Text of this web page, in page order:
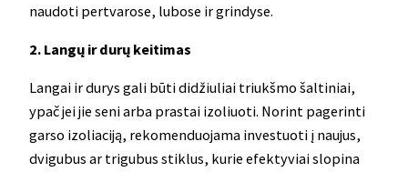
naudoti pertvarose, lubose ir grindyse.
2. Langų ir durų keitimas
Langai ir durys gali būti didžiuliai triukšmo šaltiniai,
ypač jei jie seni arba prastai izoliuoti. Norint pagerinti
garso izoliaciją, rekomenduojama investuoti į naujus,
dvigubus ar trigubus stiklus, kurie efektyviai slopina